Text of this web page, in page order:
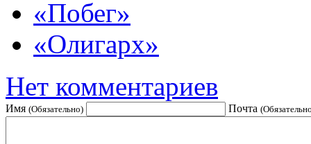
«Побег»
«Олигарх»
Нет комментариев
Имя (Обязательно) Почта